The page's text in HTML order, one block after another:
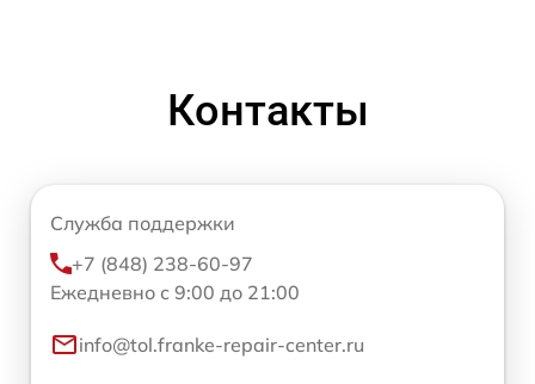
Контакты
Служба поддержки
+7 (848) 238-60-97
Ежедневно с 9:00 до 21:00
info@tol.franke-repair-center.ru